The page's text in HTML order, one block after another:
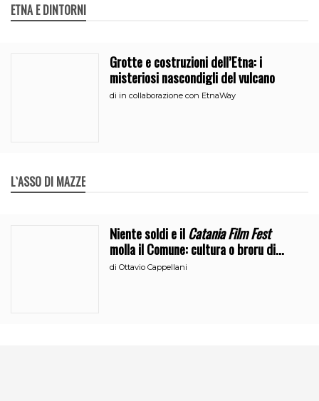
ETNA E DINTORNI
Grotte e costruzioni dell’Etna: i
misteriosi nascondigli del vulcano
di in collaborazione con EtnaWay
L`ASSO DI MAZZE
Niente soldi e ilCatania Film Fest
molla il Comune: cultura o broru di
ciciri?
diOttavio Cappellani